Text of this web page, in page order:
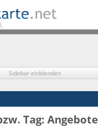
Sidebar einblenden
Tag: Angebote